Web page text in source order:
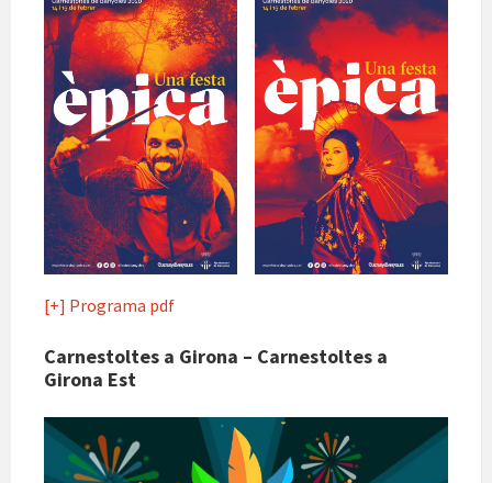
[+] Programa pdf
Carnestoltes a Girona – Carnestoltes a
Girona Est